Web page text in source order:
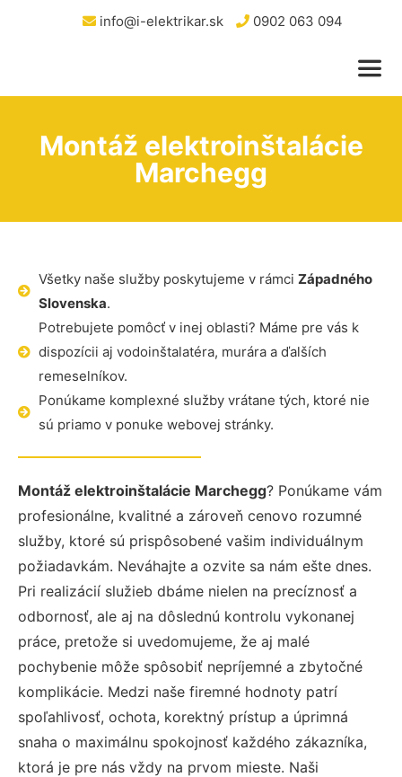
info@i-elektrikar.sk 0902 063 094
Montáž elektroinštalácie
Marchegg
Všetky naše služby poskytujeme v rámci Západného
Slovenska.
Potrebujete pomôcť v inej oblasti? Máme pre vás k
dispozícii aj vodoinštalatéra, murára a ďalších
remeselníkov.
Ponúkame komplexné služby vrátane tých, ktoré nie
sú priamo v ponuke webovej stránky.
Montáž elektroinštalácie Marchegg? Ponúkame vám
profesionálne, kvalitné a zároveň cenovo rozumné
služby, ktoré sú prispôsobené vašim individuálnym
požiadavkám. Neváhajte a ozvite sa nám ešte dnes.
Pri realizácií služieb dbáme nielen na precíznosť a
odbornosť, ale aj na dôslednú kontrolu vykonanej
práce, pretože si uvedomujeme, že aj malé
pochybenie môže spôsobiť nepríjemné a zbytočné
komplikácie. Medzi naše firemné hodnoty patrí
spoľahlivosť, ochota, korektný prístup a úprimná
snaha o maximálnu spokojnosť každého zákazníka,
ktorá je pre nás vždy na prvom mieste. Naši